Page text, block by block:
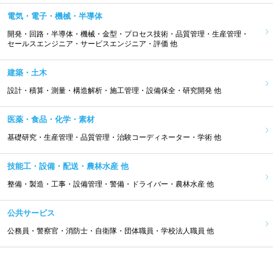
電気・電子・機械・半導体
開発・回路・半導体・機械・金型・プロセス技術・品質管理・生産管理・
セールスエンジニア・サービスエンジニア・評価 他
建築・土木
設計・積算・測量・構造解析・施工管理・設備保全・研究開発 他
医薬・食品・化学・素材
基礎研究・生産管理・品質管理・治験コーディネーター・学術 他
技能工・設備・配送・農林水産 他
整備・製造・工事・設備管理・警備・ドライバー・農林水産 他
公共サービス
公務員・警察官・消防士・自衛隊・団体職員・学校法人職員 他